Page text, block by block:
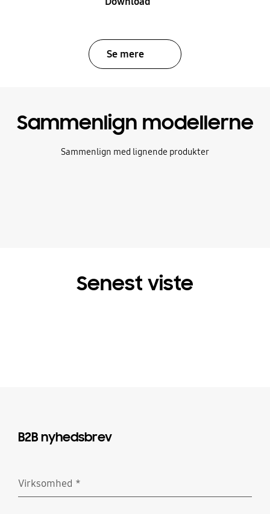
Se mere
Sammenlign modellerne
Sammenlign med lignende produkter
Senest viste
B2B nyhedsbrev
Virksomhed *